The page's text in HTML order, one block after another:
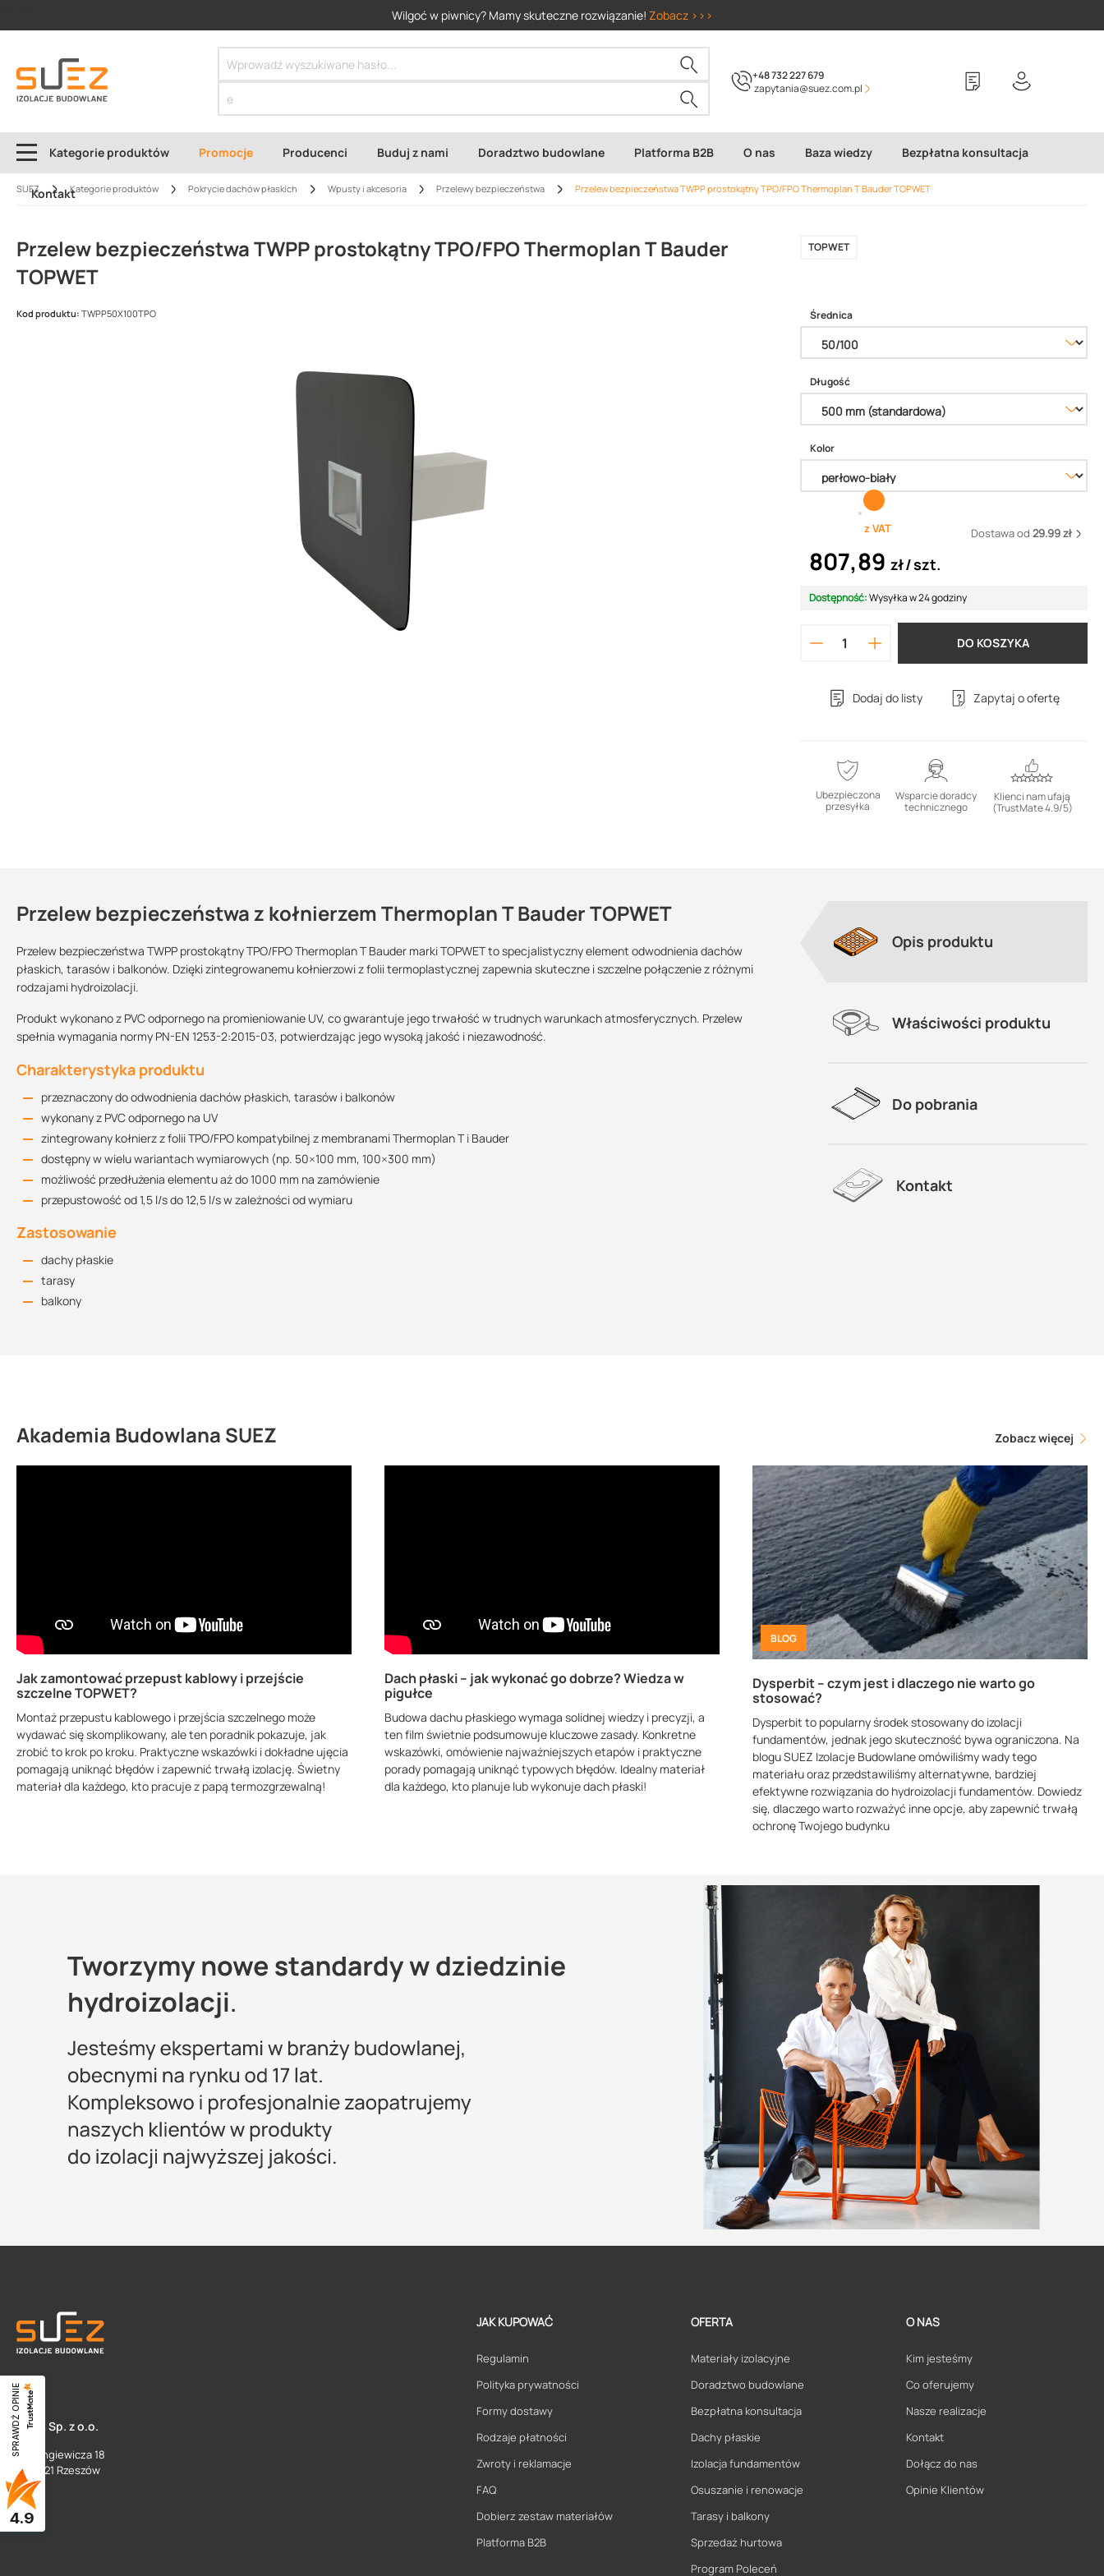
Wilgoć w piwnicy? Mamy skuteczne rozwiązanie! Zobacz >>>
+48 732 227 679
zapytania@suez.com.pl
Kategorie produktów Promocje Producenci Buduj z nami Doradztwo budowlane Platforma B2B O nas Baza wiedzy Bezpłatna konsultacja
Kontakt
SUEZ Kategorie produktów Pokrycie dachów płaskich Wpusty i akcesoria Przelewy bezpieczeństwa Przelew bezpieczeństwa TWPP prostokątny TPO/FPO Thermoplan T Bauder TOPWET
Przelew bezpieczeństwa TWPP prostokątny TPO/FPO Thermoplan T Bauder
TOPWET
TOPWET
Kod produktu: TWPP50X100TPO Średnica
Długość
Kolor
z VAT Dostawa od 29.99 zł
807,89 zł szt.
Dostępność:Wysyłka w 24 godziny
DO KOSZYKA
Dodaj do listy Zapytaj o ofertę
Ubezpieczona
przesyłka
Wsparcie doradcy
technicznego
Klienci nam ufają
(TrustMate 4.9/5)
Przelew bezpieczeństwa z kołnierzem Thermoplan T Bauder TOPWET
Przelew bezpieczeństwa TWPP prostokątny TPO/FPO Thermoplan T Bauder marki TOPWET to specjalistyczny element odwodnienia dachów
płaskich, tarasów i balkonów. Dzięki zintegrowanemu kołnierzowi z folii termoplastycznej zapewnia skuteczne i szczelne połączenie z różnymi
rodzajami hydroizolacji.
Produkt wykonano z PVC odpornego na promieniowanie UV, co gwarantuje jego trwałość w trudnych warunkach atmosferycznych. Przelew
spełnia wymagania normy PN-EN 1253-2:2015-03, potwierdzając jego wysoką jakość i niezawodność.
Charakterystyka produktu
przeznaczony do odwodnienia dachów płaskich, tarasów i balkonów
wykonany z PVC odpornego na UV
zintegrowany kołnierz z folii TPO/FPO kompatybilnej z membranami Thermoplan T i Bauder
dostępny w wielu wariantach wymiarowych (np. 50×100 mm, 100×300 mm)
możliwość przedłużenia elementu aż do 1000 mm na zamówienie
przepustowość od 1,5 l/s do 12,5 l/s w zależności od wymiaru
Zastosowanie
dachy płaskie
tarasy
balkony
Sprzedajemy na:
sztuki
tak
Średnica:
50/100
50/150
Kolor:
perłowo-biały
srebrno-szary
Rysunek techniczny 50x150
Rysunek techniczny 150x150
Rysunek techniczny 100x100
128.66 KB
Rysunek techniczny 100x300
Deklaracja właściwości użytkowych
Kontakt
Maszy pytania lub wątpliwości?
marcin.inglot@suez.com.pl
Opis produktu
Właściwości produktu
Do pobrania
Kontakt
Akademia Budowlana SUEZ Zobacz więcej
Jak zamontować przepust kablowy i przejście
szczelne TOPWET?
Montaż przepustu kablowego i przejścia szczelnego może
wydawać się skomplikowany, ale ten poradnik pokazuje, jak
zrobić to krok po kroku. Praktyczne wskazówki i dokładne ujęcia
pomagają uniknąć błędów i zapewnić trwałą izolację. Świetny
materiał dla każdego, kto pracuje z papą termozgrzewalną!
Dach płaski – jak wykonać go dobrze? Wiedza w
pigułce
Budowa dachu płaskiego wymaga solidnej wiedzy i precyzji, a
ten film świetnie podsumowuje kluczowe zasady. Konkretne
wskazówki, omówienie najważniejszych etapów i praktyczne
porady pomagają uniknąć typowych błędów. Idealny materiał
dla każdego, kto planuje lub wykonuje dach płaski!
BLOG
Dysperbit – czym jest i dlaczego nie warto go
stosować?
Dysperbit to popularny środek stosowany do izolacji
fundamentów, jednak jego skuteczność bywa ograniczona. Na
blogu SUEZ Izolacje Budowlane omówiliśmy wady tego
materiału oraz przedstawiliśmy alternatywne, bardziej
efektywne rozwiązania do hydroizolacji fundamentów. Dowiedz
się, dlaczego warto rozważyć inne opcje, aby zapewnić trwałą
ochronę Twojego budynku
SUEZ Sp. z o.o.
ul. Langiewicza 18
35 - 021 Rzeszów
JAK KUPOWAĆ
Regulamin
Polityka prywatności
Formy dostawy
Rodzaje płatności
Zwroty i reklamacje
FAQ
Dobierz zestaw materiałów
Platforma B2B
OFERTA
Materiały izolacyjne
Doradztwo budowlane
Bezpłatna konsultacja
Dachy płaskie
Izolacja fundamentów
Osuszanie i renowacje
Tarasy i balkony
Sprzedaż hurtowa
Program Poleceń
O NAS
Kim jesteśmy
Co oferujemy
Nasze realizacje
Kontakt
Dołącz do nas
Opinie Klientów
SPRAWDŹ OPINIE
4.9